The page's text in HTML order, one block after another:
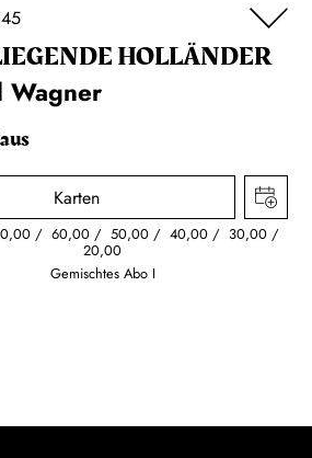
HOL­LÄN­DER
Wagner
Karten
60,00 50,00 40,00 30,00
20,00
Gemischtes Abo I